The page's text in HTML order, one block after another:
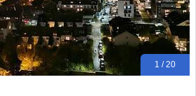
1 / 20